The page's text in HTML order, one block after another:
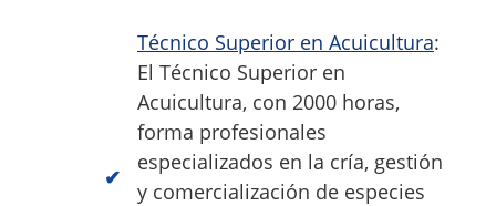
Técnico Superior en Acuicultura:
El Técnico Superior en
Acuicultura, con 2000 horas,
forma profesionales
especializados en la cría, gestión
y comercialización de especies